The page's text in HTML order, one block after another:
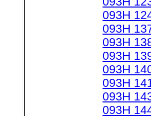
093H
093H
093H
093H
093H
093H
093H
093H